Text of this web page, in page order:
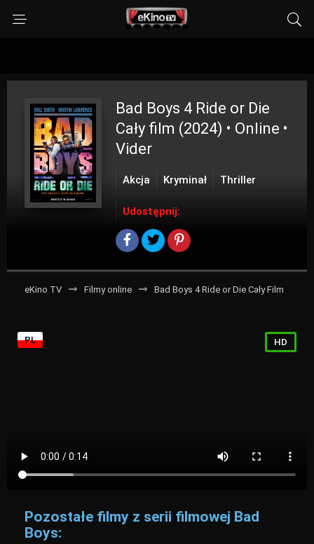
Bad Boys 4 Ride or Die
Cały film (2024) • Online •
Vider
Akcja Kryminał Thriller
Udostępnij:
eKino TV Filmy online Bad Boys 4 Ride or Die Cały Film
PL HD
Pozostałe filmy z serii filmowej Bad
Boys: